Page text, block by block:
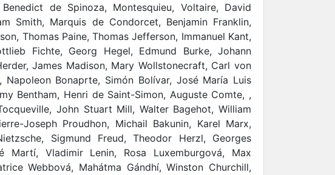
Benedict de Spinoza, Montesquieu, Voltaire, David
Smith, Marquis de Condorcet, Benjamin Franklin,
Thomas Paine, Thomas Jefferson, Immanuel Kant,
Fichte, Georg Hegel, Edmund Burke, Johann
James Madison, Mary Wollstonecraft, Carl von
Napoleon Bonaprte, Simón Bolívar, José María Luis
Bentham, Henri de Saint-Simon, Auguste Comte, ,
John Stuart Mill, Walter Bagehot, William
Joseph Proudhon, Michail Bakunin, Karel Marx,
Sigmund Freud, Theodor Herzl, Georges
Martí, Vladimir Lenin, Rosa Luxemburgová, Max
Webbová, Mahátma Gándhí, Winston Churchill,